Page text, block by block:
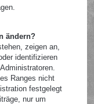
ändern?
zeigen an,
identifizieren
Ranges nicht
festgelegt
nur um